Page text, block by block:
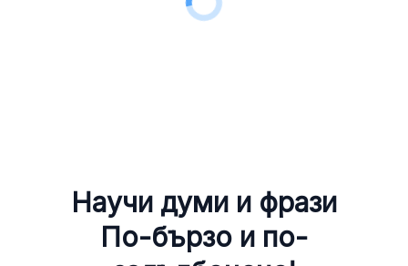
Научи думи и фрази
По-бързо и по-